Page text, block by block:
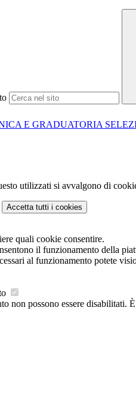
E GRADUATORIA
utilizzati si avvalgono di
Accetta tutti i cookies
quali cookie consentire.
il funzionamento della
al funzionamento potete
non possono essere disabilitati.